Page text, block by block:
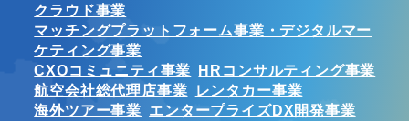
クラウド事業
マッチングプラットフォーム事業・デジタルマー
ケティング事業
CXOコミュニティ事業 HRコンサルティング事業
航空会社総代理店事業
レンタカー事業
海外ツアー事業 エンタープライズDX開発事業